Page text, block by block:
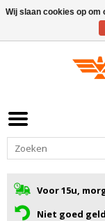
Voor 15u,
Niet goed
Wij slaan cookies op om